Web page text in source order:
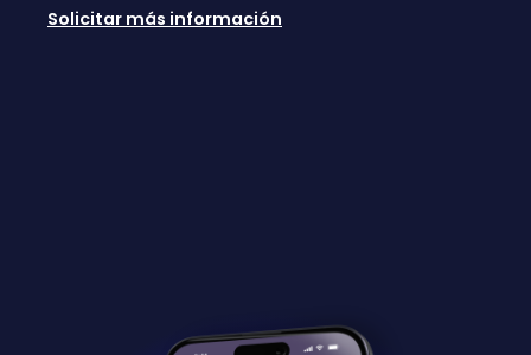
Solicitar más información